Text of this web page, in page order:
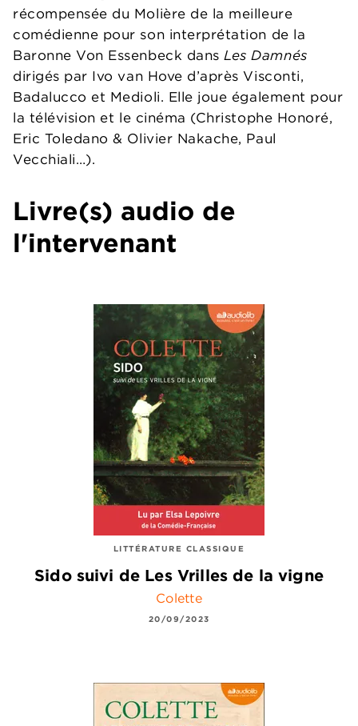
récompensée du Molière de la meilleure
comédienne pour son interprétation de la
Baronne Von Essenbeck dansLes Damnés
dirigés par Ivo van Hove d’après Visconti,
Badalucco et Medioli. Elle joue également pour
la télévision et le cinéma (Christophe Honoré,
Eric Toledano & Olivier Nakache, Paul
Vecchiali…).
Livre(s) audio de
l'intervenant
LITTÉRATURE CLASSIQUE
Sido suivi de Les Vrilles de la vigne
Colette
20/09/2023